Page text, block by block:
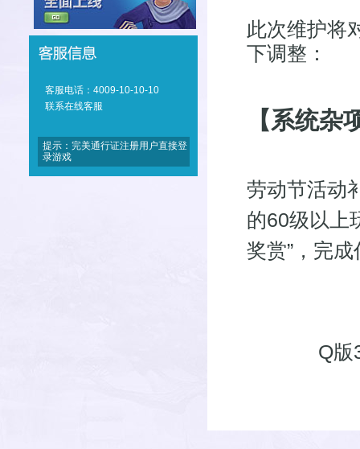
客服电话：4009-10-10-10
联系在线客服
提示：完美通行证注册用户直接登
录游戏
此次维护将
下调整：
【系统杂
劳动节活动
的60级以上
奖赏”，完
Q版